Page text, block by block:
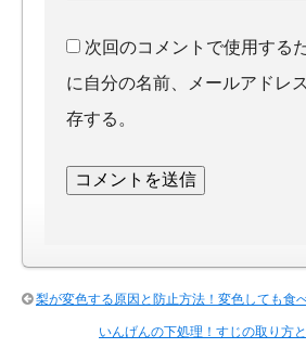
次回のコメントで使用する
に自分の名前、メールアドレ
存する。
梨が変色する原因と防止方法！変色しても食
いんげんの下処理！すじの取り方